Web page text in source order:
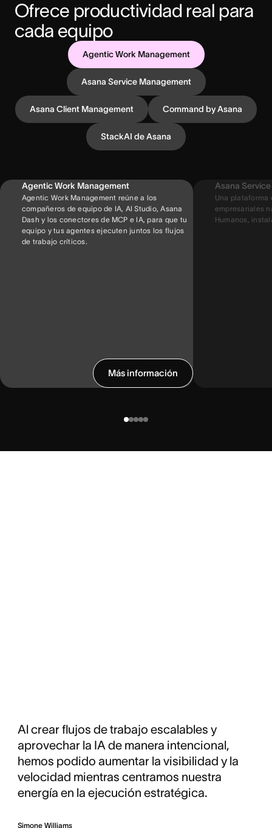
Ofrece productividad real para
cada equipo
Agentic Work Management
Asana Service Management
Asana Client Management Command by Asana
StackAI de Asana
Agentic Work Management
Agentic Work Management reúne a los
compañeros de equipo de IA, AI Studio, Asana
Dash y los conectores de MCP e IA, para que tu
equipo y tus agentes ejecuten juntos los flujos
de trabajo críticos.
Más información
Asana
Una plataforma
empresariales
Humanos,
Al crear flujos de trabajo escalables y
aprovechar la IA de manera intencional,
hemos podido aumentar la visibilidad y la
velocidad mientras centramos nuestra
energía en la ejecución estratégica.
Simone Williams